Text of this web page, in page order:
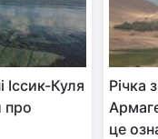
Куля
про
Річка
це